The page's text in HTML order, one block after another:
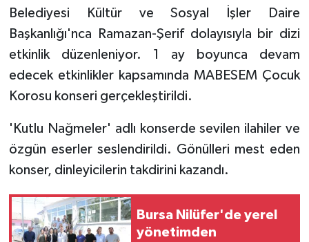
Belediyesi Kültür ve Sosyal İşler Daire
Başkanlığı'nca Ramazan-Şerif dolayısıyla bir dizi
etkinlik düzenleniyor. 1 ay boyunca devam
edecek etkinlikler kapsamında MABESEM Çocuk
Korosu konseri gerçekleştirildi.
'Kutlu Nağmeler' adlı konserde sevilen ilahiler ve
özgün eserler seslendirildi. Gönülleri mest eden
konser, dinleyicilerin takdirini kazandı.
Bursa Nilüfer'de yerel
yönetimden